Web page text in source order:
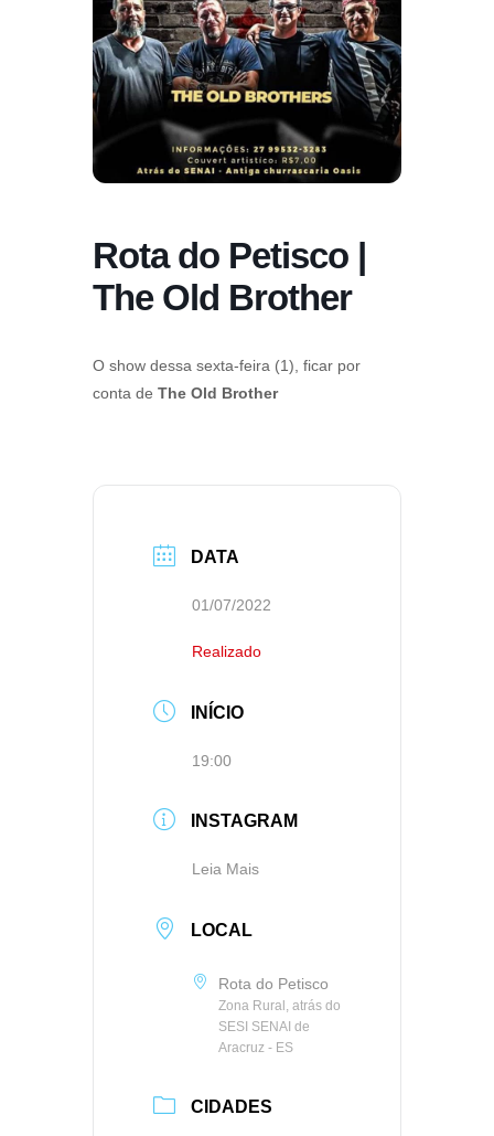
Rota do Petisco |
The Old Brother
O show dessa sexta-feira (1), ficar por
conta de The Old Brother
DATA
01/07/2022
Realizado
INÍCIO
19:00
INSTAGRAM
Leia Mais
LOCAL
Rota do Petisco
Zona Rural, atrás do
SESI SENAI de
Aracruz - ES
CIDADES